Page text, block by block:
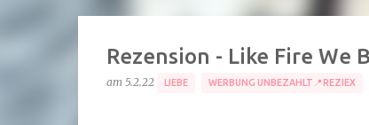
Rezension - Like Fire We
am 5.2.22 LIEBE WERBUNG UNBEZAHLT📍REZIEX